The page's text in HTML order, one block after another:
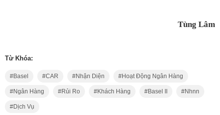
Tùng Lâm
Từ Khóa:
Basel CAR Nhận Diện Hoạt Động Ngân Hàng
Ngân Hàng Rủi Ro Khách Hàng Basel II Nhnn
Dịch Vụ